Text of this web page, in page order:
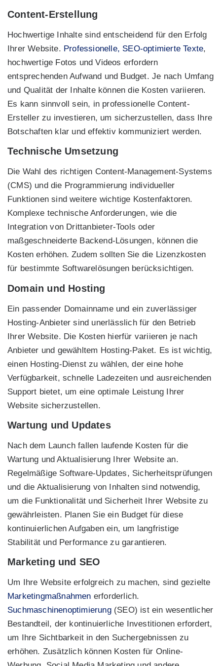
Content-Erstellung
Hochwertige Inhalte sind entscheidend für den Erfolg
Ihrer Website. Professionelle, SEO-optimierte Texte,
hochwertige Fotos und Videos erfordern
entsprechenden Aufwand und Budget. Je nach Umfang
und Qualität der Inhalte können die Kosten variieren.
Es kann sinnvoll sein, in professionelle Content-
Ersteller zu investieren, um sicherzustellen, dass Ihre
Botschaften klar und effektiv kommuniziert werden.
Technische Umsetzung
Die Wahl des richtigen Content-Management-Systems
(CMS) und die Programmierung individueller
Funktionen sind weitere wichtige Kostenfaktoren.
Komplexe technische Anforderungen, wie die
Integration von Drittanbieter-Tools oder
maßgeschneiderte Backend-Lösungen, können die
Kosten erhöhen. Zudem sollten Sie die Lizenzkosten
für bestimmte Softwarelösungen berücksichtigen.
Domain und Hosting
Ein passender Domainname und ein zuverlässiger
Hosting-Anbieter sind unerlässlich für den Betrieb
Ihrer Website. Die Kosten hierfür variieren je nach
Anbieter und gewähltem Hosting-Paket. Es ist wichtig,
einen Hosting-Dienst zu wählen, der eine hohe
Verfügbarkeit, schnelle Ladezeiten und ausreichenden
Support bietet, um eine optimale Leistung Ihrer
Website sicherzustellen.
Wartung und Updates
Nach dem Launch fallen laufende Kosten für die
Wartung und Aktualisierung Ihrer Website an.
Regelmäßige Software-Updates, Sicherheitsprüfungen
und die Aktualisierung von Inhalten sind notwendig,
um die Funktionalität und Sicherheit Ihrer Website zu
gewährleisten. Planen Sie ein Budget für diese
kontinuierlichen Aufgaben ein, um langfristige
Stabilität und Performance zu garantieren.
Marketing und SEO
Um Ihre Website erfolgreich zu machen, sind gezielte
Marketingmaßnahmen erforderlich.
Suchmaschinenoptimierung(SEO) ist ein wesentlicher
Bestandteil, der kontinuierliche Investitionen erfordert,
um Ihre Sichtbarkeit in den Suchergebnissen zu
erhöhen. Zusätzlich können Kosten für Online-